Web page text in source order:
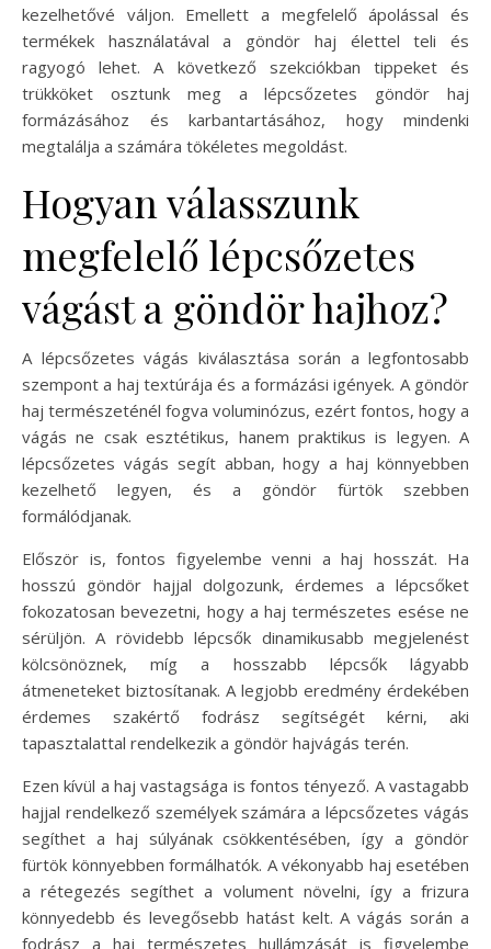
kezelhetővé váljon. Emellett a megfelelő ápolással és
termékek használatával a göndör haj élettel teli és
ragyogó lehet. A következő szekciókban tippeket és
trükköket osztunk meg a lépcsőzetes göndör haj
formázásához és karbantartásához, hogy mindenki
megtalálja a számára tökéletes megoldást.
Hogyan válasszunk
megfelelő lépcsőzetes
vágást a göndör hajhoz?
A lépcsőzetes vágás kiválasztása során a legfontosabb
szempont a haj textúrája és a formázási igények. A göndör
haj természeténél fogva voluminózus, ezért fontos, hogy a
vágás ne csak esztétikus, hanem praktikus is legyen. A
lépcsőzetes vágás segít abban, hogy a haj könnyebben
kezelhető legyen, és a göndör fürtök szebben
formálódjanak.
Először is, fontos figyelembe venni a haj hosszát. Ha
hosszú göndör hajjal dolgozunk, érdemes a lépcsőket
fokozatosan bevezetni, hogy a haj természetes esése ne
sérüljön. A rövidebb lépcsők dinamikusabb megjelenést
kölcsönöznek, míg a hosszabb lépcsők lágyabb
átmeneteket biztosítanak. A legjobb eredmény érdekében
érdemes szakértő fodrász segítségét kérni, aki
tapasztalattal rendelkezik a göndör hajvágás terén.
Ezen kívül a haj vastagsága is fontos tényező. A vastagabb
hajjal rendelkező személyek számára a lépcsőzetes vágás
segíthet a haj súlyának csökkentésében, így a göndör
fürtök könnyebben formálhatók. A vékonyabb haj esetében
a rétegezés segíthet a volument növelni, így a frizura
könnyedebb és levegősebb hatást kelt. A vágás során a
fodrász a haj természetes hullámzását is figyelembe